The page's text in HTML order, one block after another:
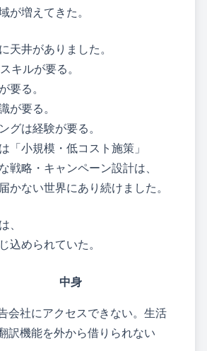
が増えてきた。
天井がありました。
キルが要る。
要る。
が要る。
グは経験が要る。
「小規模・低コスト施策」
戦略・キャンペーン設計は、
かない世界にあり続けました。
、
込められていた。
中身
会社にアクセスできない。生活
訳機能を外から借りられない